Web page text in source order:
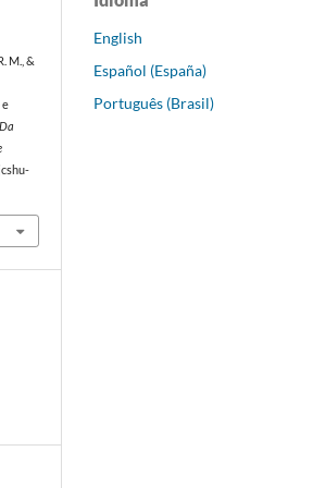
M., &
e
English
Español (España)
Português (Brasil)